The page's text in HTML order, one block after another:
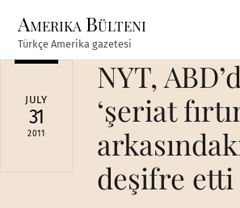
content
Amerika Bülteni
Türkçe Amerika gazetesi
JULY
31
2011
NYT,
‘şeriat
deşifre etti